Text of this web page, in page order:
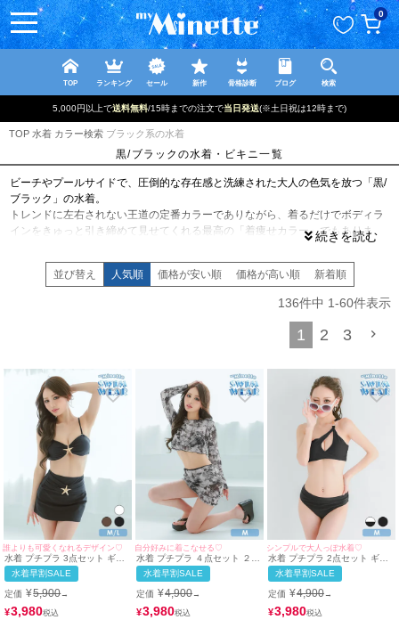
0
TOP ランキング セール 新作 骨格診断 ブログ 検索
5,000円以上で送料無料/15時までの注文で当日発送(※土日祝は12時まで)
TOP 水着 カラー検索 ブラック系の水着
黒/ブラックの水着・ビキニ一覧
ビーチやプールサイドで、圧倒的な存在感と洗練された大人の色気を放つ「黒/
ブラック」の水着。
トレンドに左右されない王道の定番カラーでありながら、着るだけでボディラ
インをきゅっと引き締めて見せてくれる最高の「着痩せカラー」でもありま
肌の白さをグッと引き立てて、クールさの中にもどこかドキッとさせるセクシ
ーさを演出できるのがブラック水着の最大の魅力。
今年は少し大人な自分をデビューさせて、夏の視線を独り占めしてみません
大人っぽさも可愛さも欲張るブラック系水着なら
「黒の水着はシンプルすぎて、みんなと被りそう…」なんて心配は無用です！
myMinette（マイミネット）のブラック水着・ビキニは、女の子を1番可愛く魅
せるためのディテールにこだわり抜いています。
ただシックなだけでなく、ディテールに可愛いアクセントを効かせているの
で、地味にならずに「主役級の華やかさ」をアピールできます。
【パーソナルカラー＆骨格】引き締め効果で誰でもスタイル美
人になれる！
ブラックは、パーソナルカラーが「ブルベ冬」の方に特によく似合うクリアで
深い色味ですが、デザインや素材感（シフォンやレースなど）を選ぶことで、
どんな肌タイプの方でもおしゃれに着こなせます。
さらに、黒水着の一番のメリットはなんといっても「視覚的な引き締め効
果」。
気になるお腹周りやヒップをすっきりとカバーし、ボディラインの メリハリ
を強調してくれるので、スタイルに自信が持てるようになりますよ。
並び替え 人気順 価格が安い順 価格が高い順 新着順
136件中 1-60件表示
1 2 3
誰よりも可愛くなれるデザイン♡
水着 プチプラ 3点セット ギャ
ル 2way セット 体型カバー ハ
イウエスト カジュアル 脚カバ
ー スカートタイプ ヒトデ 黒
ブラック ビキニ (みのり着
用/M~Lサイズ対応) |
myMinette/マイミネット
水着早割SALE
定価 ¥5,900→
¥3,980
自分好みに着こなせる♡
水着 プチプラ ４点セット ２
way セット 紐ビキニ カジュア
ル 脚カバー クール 袖あり ス
カートタイプ 洋服みたいな 黒
ブラック ビキニ (みのり着用/M
サイズ対応) | myMinette/マイ
ミネット
水着早割SALE
定価 ¥4,900→
¥3,980
シンプルで大人っぽ水着♡
水着 プチプラ 2点セット ギャ
ル ワンショルダー バストカッ
ト 谷間 セクシー ワンカラー
黒 ブラック ビキニ (みのり着
用/Mサイズ対応) | myMinette/
マイミネット
水着早割SALE
定価 ¥4,900→
¥3,980
ペー
ジト
ップ